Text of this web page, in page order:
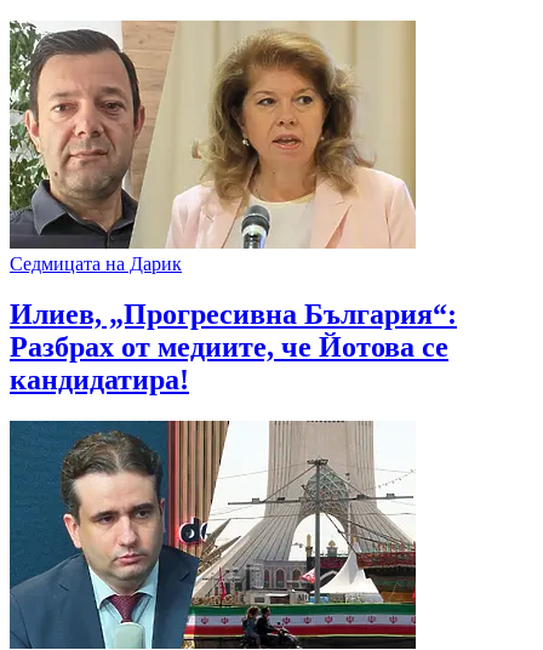
Седмицата на Дарик
Илиев, „Прогресивна България“:
Разбрах от медиите, че Йотова се
кандидатира!